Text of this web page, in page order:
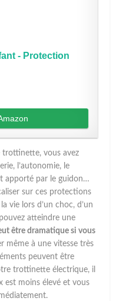
- Protection
trottinette, vous avez
l’autonomie, le
apporté par le guidon…
sur ces protections
vie lors d’un choc, d’un
atteindre une
être dramatique si vous
même à une vitesse très
peuvent être
trottinette électrique, il
est moins élevé et vous